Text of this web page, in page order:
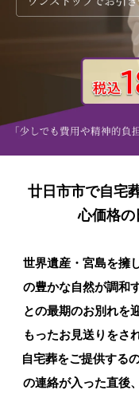
廿日市市で自宅
心価格の
世界遺産・宮島を擁
の豊かな自然が調和
との最期のお別れを
もったお見送りをさ
自宅葬をご提供する
の連絡が入った直後